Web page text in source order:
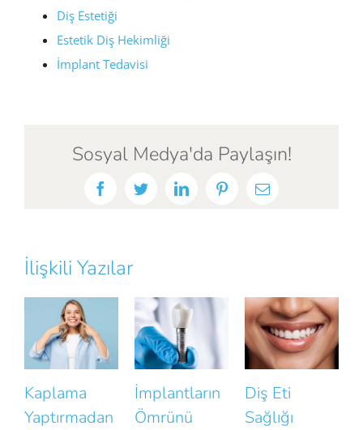
Diş Estetiği
Estetik Diş Hekimliği
İmplant Tedavisi
Sosyal Medya'da Paylaşın!
FacebookTwitterLinkedInPinterestE-
İlişkili Yazılar
İmplantların
Ömrünü
Diş Eti
Sağlığı
Gülüşünüzün
Doğallığını